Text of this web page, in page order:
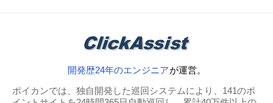
開発歴24年のエンジニアが運営。
ポイカンでは、独自開発した巡回システムにより、141のポ